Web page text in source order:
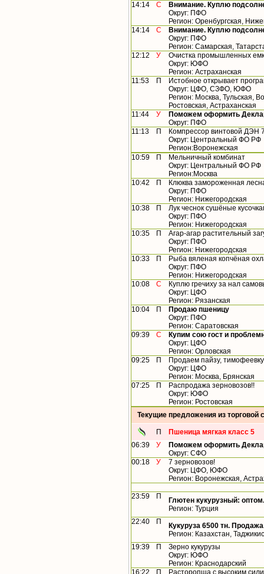
14:14 С
Внимание. Куплю
Округ: ПФО
Регион: Оренбургская,
14:14
С
Внимание. Куплю
Округ: ПФО
Регион: Самарская,
12:12
У
Очистка промышленных
Округ: ЮФО
Регион: Астраханская
11:53
П
Истобное открывает
Округ: ЦФО, СЗФО, ЮФО
Регион: Москва, Тульская,
Ростовская, Астраханская
11:44
У
Поможем оформить
Округ: ПФО
11:13
П
Компрессор винтовой ДЭН
Округ: Центральный ФО РФ
Регион:Воронежская
10:59
П
Мельничный комбинат
Округ: Центральный ФО РФ
Регион:Москва
10:42
П
Клюква замороженная
Округ: ПФО
Регион: Нижегородская
10:38
П Лук чеснок сушёные
Округ: ПФО
Регион: Нижегородская
10:35
П Агар-агар растительный
Округ: ПФО
Регион: Нижегородская
10:33
П
Рыба вяленая копчёная
Округ: ПФО
Регион: Нижегородская
10:08
С
Куплю гречиху за нал
Округ: ЦФО
Регион: Рязанская
10:04
П
Продаю пшеницу
Округ: ПФО
Регион: Саратовская
09:39
С
Купим сою гост и
Округ: ЦФО
Регион: Орловская
09:25
П
Продаем пайзу,
Округ: ЦФО
Регион: Москва, Брянская
07:25
П
Распродажа зерновозов!!
Округ: ЮФО
Регион: Ростовская
Текущие предложения из торговой
П
Пшеница мягкая класс 5
06:39
У
Поможем оформить
Округ: СФО
00:18
У
7 зерновозов!
Округ: ЦФО, ЮФО
Регион: Воронежская,
23:59 П
Глютен кукурузный: оптом.
Регион: Турция
22:40
П
Кукуруза 6500 тн.
Регион: Казахстан,
19:39
П Зерно кукурузы
Округ: ЮФО
Регион: Краснодарский
16:22
П
Расторопша с высоким